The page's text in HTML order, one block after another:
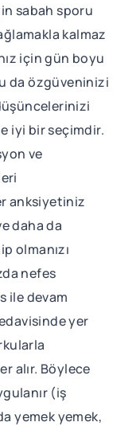
sabah sporu
kalmaz
için gün boyu
da özgüveninizi
iyi bir seçimdir.
ve
anksiyetiniz
daha da
olmanızı
nefes
ile devam
yer
alır. Böylece
(iş
yemek yemek,